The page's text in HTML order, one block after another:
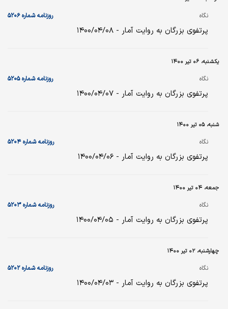
نگاه روزنامه شماره ۵۲۰۶
پرتفوی بزرگان به روایت آمار - ۱۴۰۰/۰۴/۰۸
یکشنبه، ۰۶ تیر ۱۴۰۰
نگاه روزنامه شماره ۵۲۰۵
پرتفوی بزرگان به روایت آمار - ۱۴۰۰/۰۴/۰۷
شنبه، ۰۵ تیر ۱۴۰۰
نگاه روزنامه شماره ۵۲۰۴
پرتفوی بزرگان به روایت آمار - ۱۴۰۰/۰۴/۰۶
جمعه، ۰۴ تیر ۱۴۰۰
نگاه روزنامه شماره ۵۲۰۳
پرتفوی بزرگان به روایت آمار - ۱۴۰۰/۰۴/۰۵
چهارشنبه، ۰۲ تیر ۱۴۰۰
نگاه روزنامه شماره ۵۲۰۲
پرتفوی بزرگان به روایت آمار - ۱۴۰۰/۰۴/۰۳